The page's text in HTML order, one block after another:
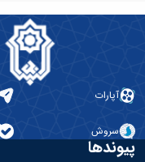
ترویج و آموزش
​​​​​​​ترویج و آموزش
آپارات
سروش
پیوندها